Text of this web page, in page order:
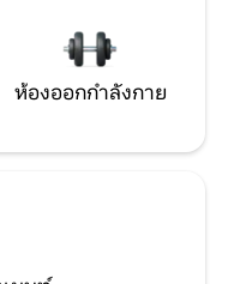
ห้องออกกำลังกาย